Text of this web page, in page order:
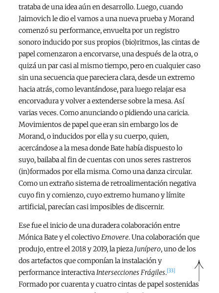
trataba de una idea aún en desarrollo. Luego, cuando
Jaimovich le dio el vamos a una nueva prueba y Morand
comenzó su performance, envuelta por un registro
sonoro inducido por sus propios (bio)ritmos, las cintas de
papel comenzaron a encorvarse, una después de la otra, o
quizá un par casi al mismo tiempo, pero en cualquier caso
sin una secuencia que pareciera clara, desde un extremo
hacia atrás, como levantándose, para luego relajar esa
encorvadura y volver a extenderse sobre la mesa. Así
varias veces. Como anunciando o pidiendo una caricia.
Movimientos de papel que eran sin embargo los de
Morand, o inducidos por ella y su cuerpo, quien,
acercándose a la mesa donde Bate había dispuesto lo
suyo, bailaba al fin de cuentas con unos seres rastreros
(in)formados por ella misma. Como una danza circular.
Como un extraño sistema de retroalimentación negativa
cuyo fin y comienzo, cuyo extremo humano y límite
artificial, parecían casi imposibles de discernir.
Ese fue el inicio de una duradera colaboración entre
Mónica Bate y el colectivoEmovere. Una colaboración que
produjo, entre el 2018 y 2019, la pieza Junípero, uno de los
dos artefactos que componían la instalación y
performance interactivaIntersecciones Frágiles.[33]
Formado por cuarenta y cuatro cintas de papel sostenidas